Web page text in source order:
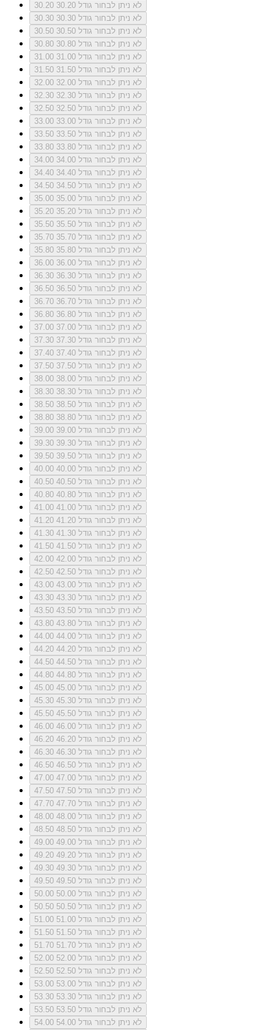
30.20
לא ניתן לבחור גודל 30.20
30.30
לא ניתן לבחור גודל 30.30
30.50
לא ניתן לבחור גודל 30.50
30.80
לא ניתן לבחור גודל 30.80
31.00
לא ניתן לבחור גודל 31.00
31.50
לא ניתן לבחור גודל 31.50
32.00
לא ניתן לבחור גודל 32.00
32.30
לא ניתן לבחור גודל 32.30
32.50
לא ניתן לבחור גודל 32.50
33.00
לא ניתן לבחור גודל 33.00
33.50
לא ניתן לבחור גודל 33.50
33.80
לא ניתן לבחור גודל 33.80
34.00
לא ניתן לבחור גודל 34.00
34.40
לא ניתן לבחור גודל 34.40
34.50
לא ניתן לבחור גודל 34.50
35.00
לא ניתן לבחור גודל 35.00
35.20
לא ניתן לבחור גודל 35.20
35.50
לא ניתן לבחור גודל 35.50
35.70
לא ניתן לבחור גודל 35.70
35.80
לא ניתן לבחור גודל 35.80
36.00
לא ניתן לבחור גודל 36.00
36.30
לא ניתן לבחור גודל 36.30
36.50
לא ניתן לבחור גודל 36.50
36.70
לא ניתן לבחור גודל 36.70
36.80
לא ניתן לבחור גודל 36.80
37.00
לא ניתן לבחור גודל 37.00
37.30
לא ניתן לבחור גודל 37.30
37.40
לא ניתן לבחור גודל 37.40
37.50
לא ניתן לבחור גודל 37.50
38.00
לא ניתן לבחור גודל 38.00
38.30
לא ניתן לבחור גודל 38.30
38.50
לא ניתן לבחור גודל 38.50
38.80
לא ניתן לבחור גודל 38.80
39.00
לא ניתן לבחור גודל 39.00
39.30
לא ניתן לבחור גודל 39.30
39.50
לא ניתן לבחור גודל 39.50
40.00
לא ניתן לבחור גודל 40.00
40.50
לא ניתן לבחור גודל 40.50
40.80
לא ניתן לבחור גודל 40.80
41.00
לא ניתן לבחור גודל 41.00
41.20
לא ניתן לבחור גודל 41.20
41.30
לא ניתן לבחור גודל 41.30
41.50
לא ניתן לבחור גודל 41.50
42.00
לא ניתן לבחור גודל 42.00
42.50
לא ניתן לבחור גודל 42.50
43.00
לא ניתן לבחור גודל 43.00
43.30
לא ניתן לבחור גודל 43.30
43.50
לא ניתן לבחור גודל 43.50
43.80
לא ניתן לבחור גודל 43.80
44.00
לא ניתן לבחור גודל 44.00
44.20
לא ניתן לבחור גודל 44.20
44.50
לא ניתן לבחור גודל 44.50
44.80
לא ניתן לבחור גודל 44.80
45.00
לא ניתן לבחור גודל 45.00
45.30
לא ניתן לבחור גודל 45.30
45.50
לא ניתן לבחור גודל 45.50
46.00
לא ניתן לבחור גודל 46.00
46.20
לא ניתן לבחור גודל 46.20
46.30
לא ניתן לבחור גודל 46.30
46.50
לא ניתן לבחור גודל 46.50
47.00
לא ניתן לבחור גודל 47.00
47.50
לא ניתן לבחור גודל 47.50
47.70
לא ניתן לבחור גודל 47.70
48.00
לא ניתן לבחור גודל 48.00
48.50
לא ניתן לבחור גודל 48.50
49.00
לא ניתן לבחור גודל 49.00
49.20
לא ניתן לבחור גודל 49.20
49.30
לא ניתן לבחור גודל 49.30
49.50
לא ניתן לבחור גודל 49.50
50.00
לא ניתן לבחור גודל 50.00
50.50
לא ניתן לבחור גודל 50.50
51.00
לא ניתן לבחור גודל 51.00
51.50
לא ניתן לבחור גודל 51.50
51.70
לא ניתן לבחור גודל 51.70
52.00
לא ניתן לבחור גודל 52.00
52.50
לא ניתן לבחור גודל 52.50
53.00
לא ניתן לבחור גודל 53.00
53.30
לא ניתן לבחור גודל 53.30
53.50
לא ניתן לבחור גודל 53.50
54.00
לא ניתן לבחור גודל 54.00